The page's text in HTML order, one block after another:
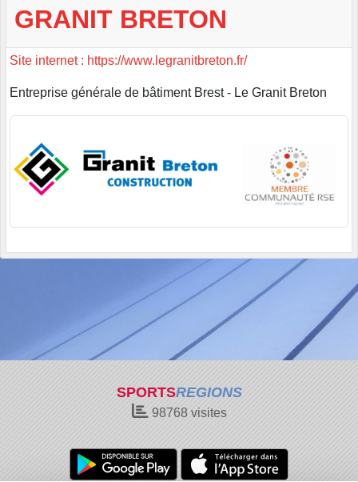
GRANIT BRETON
Site internet : https://www.legranitbreton.fr/
Entreprise générale de bâtiment Brest - Le Granit Breton
SPORTSREGIONS
98768visites